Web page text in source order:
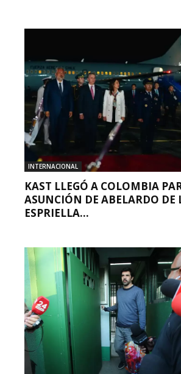
INTERNACIONAL
KAST LLEGÓ A COLOMBIA
ASUNCIÓN DE ABELARDO DE
ESPRIELLA...